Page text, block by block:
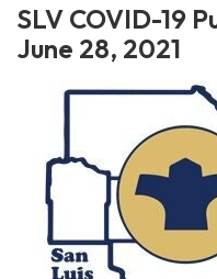
SLV COVID-19
June 28, 2021